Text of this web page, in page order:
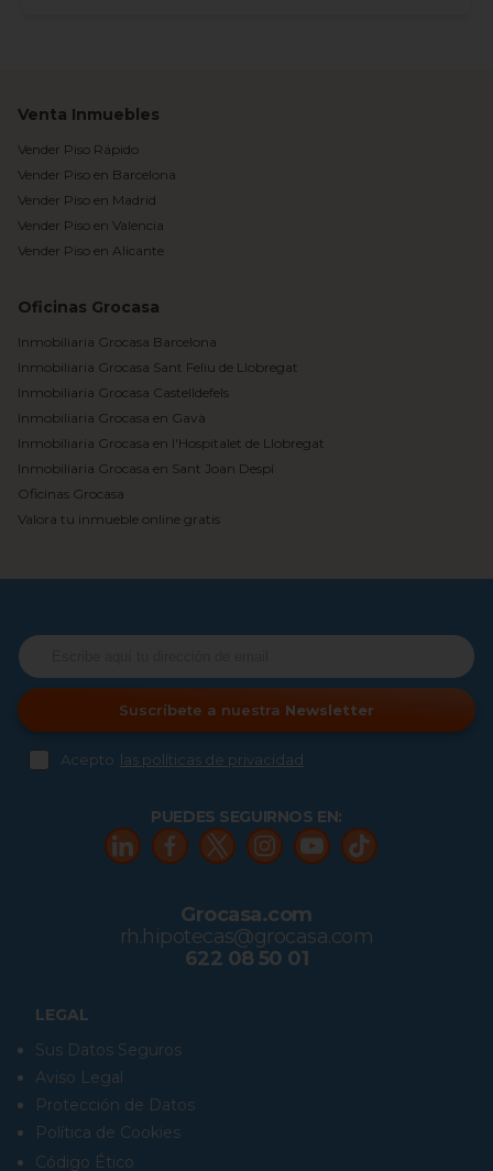
Venta Inmuebles
Vender Piso Rápido
Vender Piso en Barcelona
Vender Piso en Madrid
Vender Piso en Valencia
Vender Piso en Alicante
Oficinas Grocasa
Inmobiliaria Grocasa Barcelona
Inmobiliaria Grocasa Sant Feliu de Llobregat
Inmobiliaria Grocasa Castelldefels
Inmobiliaria Grocasa en Gavà
Inmobiliaria Grocasa en l'Hospitalet de Llobregat
Inmobiliaria Grocasa en Sant Joan Despí
Oficinas Grocasa
Valora tu inmueble online gratis
Suscríbete a nuestra Newsletter
Acepto las políticas de privacidad
LEGAL
Sus Datos Seguros
Aviso Legal
Protección de Datos
Política de Cookies
Código Ético
PUEDES SEGUIRNOS EN:
Grocasa.com
rh.hipotecas@grocasa.com
622 08 50 01